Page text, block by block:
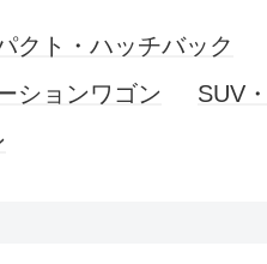
クト・ハッチバック
ションワゴン
SUV